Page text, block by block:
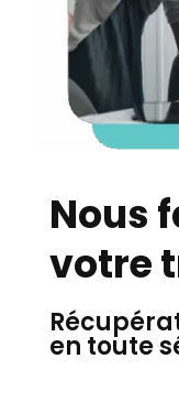
Nous
votre
en toute